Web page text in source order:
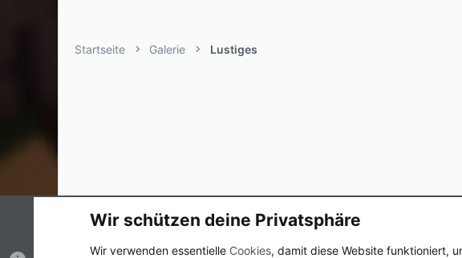
Startseite Galerie Lustiges
Cookies UI.X Deutsch (Du)
Wir schützen deine Privatsphäre
Wir verwenden essentielle Cookies, damit diese Website funktioniert,